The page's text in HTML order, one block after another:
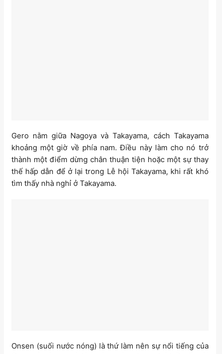
Gero nằm giữa Nagoya và Takayama, cách Takayama
khoảng một giờ về phía nam. Điều này làm cho nó trở
thành một điểm dừng chân thuận tiện hoặc một sự thay
thế hấp dẫn để ở lại trong Lễ hội Takayama, khi rất khó
tìm thấy nhà nghỉ ở Takayama.
Onsen (suối nước nóng) là thứ làm nên sự nổi tiếng của